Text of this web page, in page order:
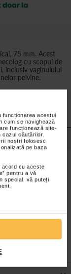
funcționarea acestui
cum se navighează
funcționează site-
căutărilor,
noștri folosesc
pe baza
acord cu aceste
pentru a vă
special, vă puteți
75 mm. Acest
cu scopul de
inclusiv vaginulului
pelvine.
influenteaza
vietii acestor